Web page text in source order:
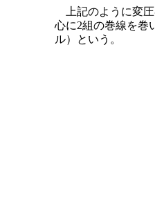
上記のように変圧
心に2組の巻線を巻
ル）という。